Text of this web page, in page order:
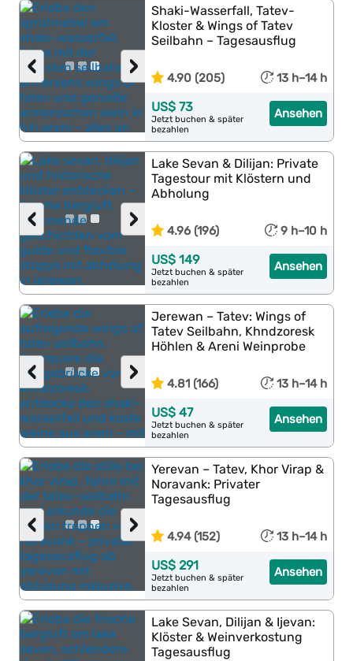
›
‹
Shaki-Wasserfall, Tatev-
Kloster & Wings of Tatev
Seilbahn – Tagesausflug
4.90 (205) 13 h–14 h
Ansehen
US$ 73
Jetzt buchen & später
bezahlen
›
‹
Lake Sevan & Dilijan: Private
Tagestour mit Klöstern und
Abholung
4.96 (196) 9 h–10 h
Ansehen
US$ 149
Jetzt buchen & später
bezahlen
›
‹
Jerewan – Tatev: Wings of
Tatev Seilbahn, Khndzoresk
Höhlen & Areni Weinprobe
4.81 (166) 13 h–14 h
Ansehen
US$ 47
Jetzt buchen & später
bezahlen
›
‹
Yerevan – Tatev, Khor Virap &
Noravank: Privater
Tagesausflug
4.94 (152) 13 h–14 h
Ansehen
US$ 291
Jetzt buchen & später
bezahlen
Lake Sevan, Dilijan & Ijevan:
Klöster & Weinverkostung
Tagesausflug